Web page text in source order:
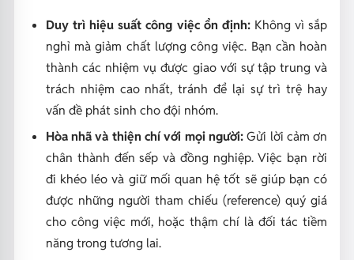
Duy trì hiệu suất công việc ổn định:Không vì sắp
nghỉ mà giảm chất lượng công việc. Bạn cần hoàn
thành các nhiệm vụ được giao với sự tập trung và
trách nhiệm cao nhất, tránh để lại sự trì trệ hay
vấn đề phát sinh cho đội nhóm.
Hòa nhã và thiện chí với mọi người:Gửi lời cảm ơn
chân thành đến sếp và đồng nghiệp. Việc bạn rời
đi khéo léo và giữ mối quan hệ tốt sẽ giúp bạn có
được những người tham chiếu (reference) quý giá
cho công việc mới, hoặc thậm chí là đối tác tiềm
năng trong tương lai.